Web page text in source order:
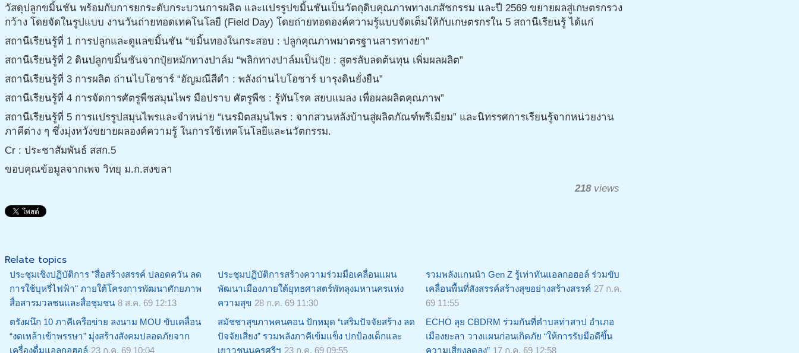
วัสดุปลูกขมิ้นชัน พร้อมกับการยกระดับกระบวนการผลิต และแปรรูปขมิ้นชันเป็นวัตถุดิบคุณภาพทางเภสัชกรรม และปี 2569 ขยายผลสู่เกษตรกรวง
กว้าง โดยจัดในรูปแบบ งานวันถ่ายทอดเทคโนโลยี (Field Day) โดยถ่ายทอดองค์ความรู้แบบจัดเต็มให้กับเกษตรกรใน 5 สถานีเรียนรู้ ได้แก่
สถานีเรียนรู้ที่ 1 การปลูกและดูแลขมิ้นชัน “ขมิ้นทองในกระสอบ : ปลูกคุณภาพมาตรฐานสารทางยา”
สถานีเรียนรู้ที่ 2 ดินปลูกขมิ้นชันจากปุ๋ยหมักทางปาล์ม “พลิกทางปาล์มเป็นปุ๋ย : สูตรลับลดต้นทุน เพิ่มผลผลิต”
สถานีเรียนรู้ที่ 3 การผลิต ถ่านไบโอชาร์ “อัญมณีสีดำ : พลังถ่านไบโอชาร์ บารุงดินยั่งยืน”
สถานีเรียนรู้ที่ 4 การจัดการศัตรูพืชสมุนไพร มือปราบ ศัตรูพืช : รู้ทันโรค สยบแมลง เพื่อผลผลิตคุณภาพ”
สถานีเรียนรู้ที่ 5 การแปรรูปสมุนไพรและจำหน่าย “เนรมิตสมุนไพร : จากสวนหลังบ้านสู่ผลิตภัณฑ์พรีเมียม” และนิทรรศการเรียนรู้จากหน่วยงาน
ภาคีต่าง ๆ ซึ่งมุ่งหวังขยายผลองค์ความรู้ ในการใช้เทคโนโลยีและนวัตกรรม.
Cr : ประชาสัมพันธ์ สสก.5
ขอบคุณข้อมูลจากเพจ วิทยุ ม.ก.สงขลา
218views
Relate topics
ประชุมเชิงปฏิบัติการ "สื่อสร้างสรรค์ ปลอดควัน ลด
การใช้บุหรี่ไฟฟ้า" ภายใต้โครงการพัฒนาศักยภาพ
สื่อสารมวลชนและสื่อชุมชน 8 ส.ค. 69 12:13
ประชุมปฏิบัติการสร้างความร่วมมือเคลื่อนแผน
พัฒนาเมืองภายใต้ยุทธศาสตร์พัทลุงมหานครแห่ง
ความสุข 28 ก.ค. 69 11:30
รวมพลังแกนนำ Gen Z รู้เท่าทันแอลกอฮอล์ ร่วมขับ
เคลื่อนพื้นที่สังสรรค์สร้างสุขอย่างสร้างสรรค์ 27 ก.ค.
69 11:55
ตรังผนึก 10 ภาคีเครือข่าย ลงนาม MOU ขับเคลื่อน
“งดเหล้าเข้าพรรษา” มุ่งสร้างสังคมปลอดภัยจาก
เครื่องดื่มแอลกอฮอล์ 23 ก.ค. 69 10:04
สมัชชาสุขภาพคนฅอน ปักหมุด “เสริมปัจจัยสร้าง ลด
ปัจจัยเสี่ยง” รวมพลังภาคีเข้มแข็ง ปกป้องเด็กและ
เยาวชนนครศรีฯ 23 ก.ค. 69 09:55
ECHO ลุย CBDRM ร่วมกันที่ตำบลท่าสาป อำเภอ
เมืองยะลา วางแผนก่อนเกิดภัย “ให้การรับมือดีขึ้น
ความเสี่ยงลดลง” 17 ก.ค. 69 12:58